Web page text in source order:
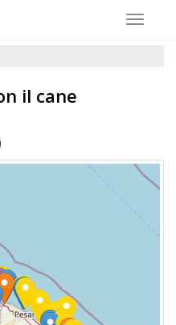
Toggle
il cane